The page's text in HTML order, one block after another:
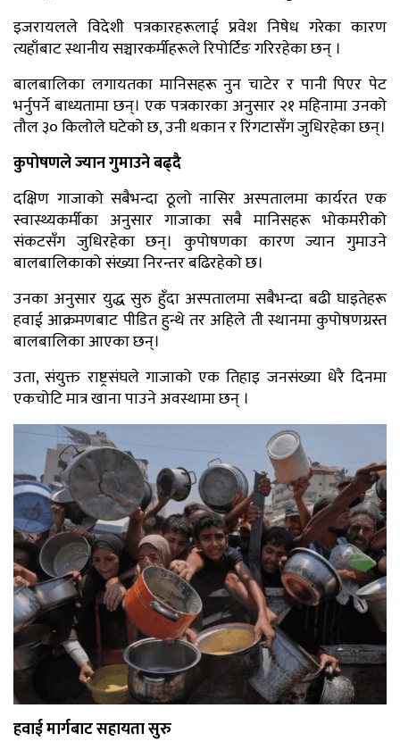
इजरायलले विदेशी पत्रकारहरूलाई प्रवेश निषेध गरेका कारण
त्यहाँबाट स्थानीय सञ्चारकर्मीहरूले रिपोर्टिङ गरिरहेका छन् ।
बालबालिका लगायतका मानिसहरू नुन चाटेर र पानी पिएर पेट
भर्नुपर्ने बाध्यतामा छन्। एक पत्रकारका अनुसार २१ महिनामा उनको
तौल ३० किलोले घटेको छ, उनी थकान र रिंगटासँग जुधिरहेका छन्।
कुपोषणले ज्यान गुमाउने बढ्दै
दक्षिण गाजाको सबैभन्दा ठूलो नासिर अस्पतालमा कार्यरत एक
स्वास्थ्यकर्मीका अनुसार गाजाका सबै मानिसहरू भोकमरीको
संकटसँग जुधिरहेका छन्। कुपोषणका कारण ज्यान गुमाउने
बालबालिकाको संख्या निरन्तर बढिरहेको छ।
उनका अनुसार युद्ध सुरु हुँदा अस्पतालमा सबैभन्दा बढी घाइतेहरू
हवाई आक्रमणबाट पीडित हुन्थे तर अहिले ती स्थानमा कुपोषणग्रस्त
बालबालिका आएका छन्।
उता, संयुक्त राष्ट्रसंघले गाजाको एक तिहाइ जनसंख्या धेरै दिनमा
एकचोटि मात्र खाना पाउने अवस्थामा छन् ।
हवाई मार्गबाट सहायता सुरु